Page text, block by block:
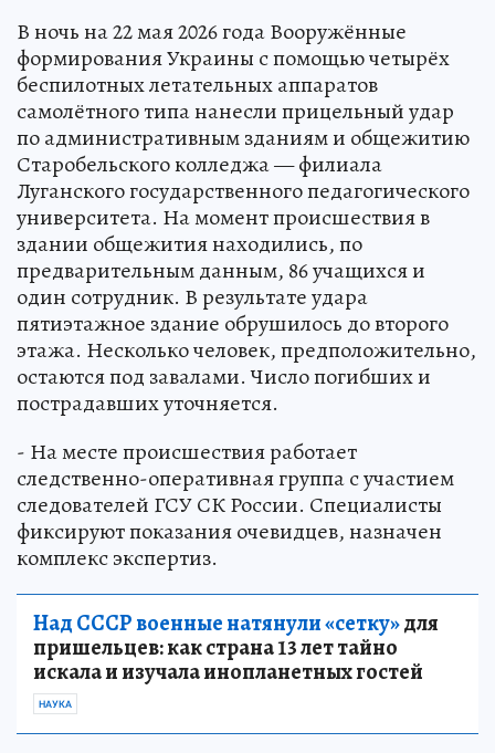
В ночь на 22 мая 2026 года Вооружённые
формирования Украины с помощью четырёх
беспилотных летательных аппаратов
самолётного типа нанесли прицельный удар
по административным зданиям и общежитию
Старобельского колледжа — филиала
Луганского государственного педагогического
университета. На момент происшествия в
здании общежития находились, по
предварительным данным, 86 учащихся и
один сотрудник. В результате удара
пятиэтажное здание обрушилось до второго
этажа. Несколько человек, предположительно,
остаются под завалами. Число погибших и
пострадавших уточняется.
- На месте происшествия работает
следственно-оперативная группа с участием
следователей ГСУ СК России. Специалисты
фиксируют показания очевидцев, назначен
комплекс экспертиз.
Над СССР военные натянули «сетку»для
пришельцев: как страна 13 лет тайно
искала и изучала инопланетных гостей
НАУКА